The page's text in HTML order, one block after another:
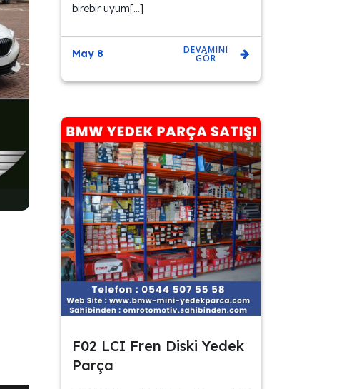
birebir uyum[…]
May 8 DEVAMINI
GÖR
F02 LCI Fren Diski Yedek
Parça